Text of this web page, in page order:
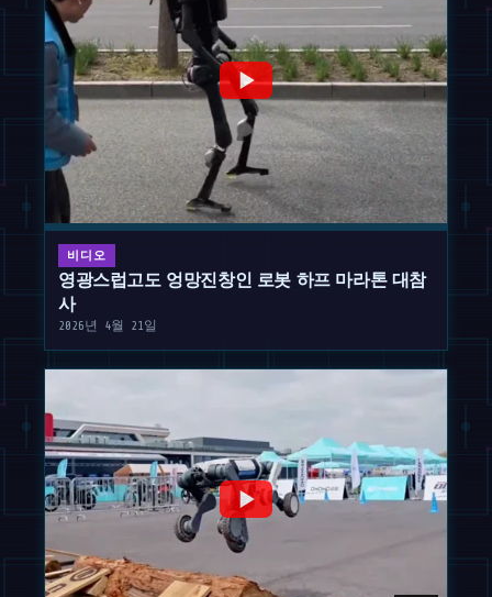
비디오
영광스럽고도 엉망진창인 로봇 하프 마라톤 대참
사
2026년 4월 21일